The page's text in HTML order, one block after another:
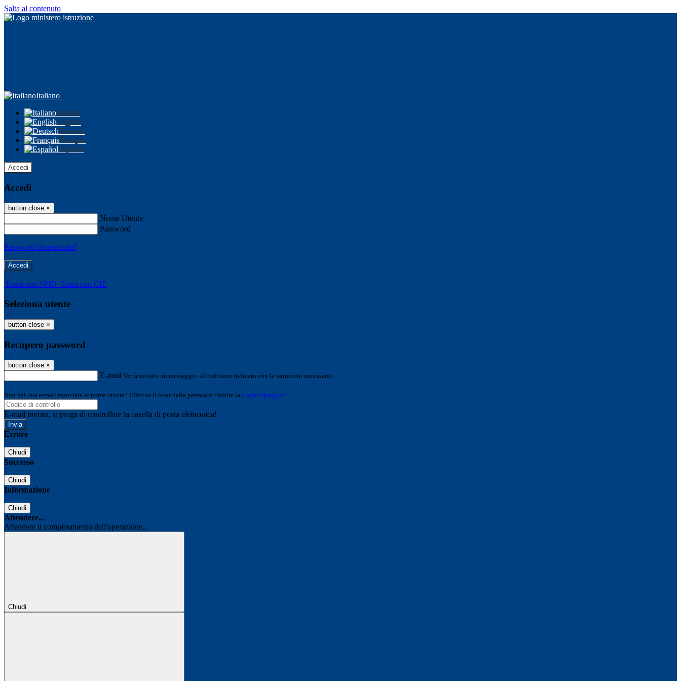
Salta al contenuto
Italiano
Italiano
English
Deutsch
Français
Español
Accedi
Accedi
button close ×
Nome Utente
Password
Password dimenticata?
-
Entra con SPID Entra con CIE
Seleziona utente
button close ×
Recupero password
button close ×
E-mail Verrà inviato un messaggio all'indirizzo indicato con le istruzioni necessarie.
Non hai una e-mail associata al nome utente? Effettua il reset della password tramite la Login Spaggiari
E-mail inviata, si prega di controllare la casella di posta elettronica!
Errore
Chiudi
Successo
Chiudi
Informazione
Chiudi
Attendere...
Attendere il completamento dell'operazione...
Chiudi